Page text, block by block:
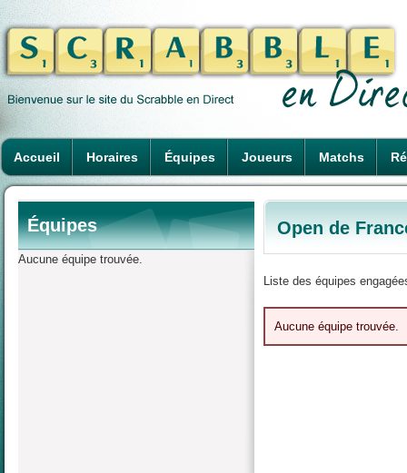
Accueil Horaires Équipes Joueurs Matchs
Équipes
Aucune équipe trouvée.
Open de
Liste des équipes
Aucune équipe trouvée.